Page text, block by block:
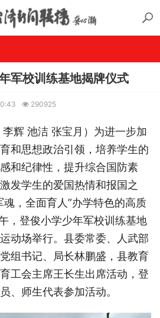
军校训练基地揭牌仪式
290925
李辉 池洁 张宝月）为进一步加
和思想政治引领，培养学生的
和纪律性，提升综合国防素
发学生的爱国热情和报国之
魂，全面育人”办学特色的高质
，登俊小学少年军校训练基地
动场举行。县委常委、人武部
组书记、局长林鹏盛，县教育
工会主席王长生出席活动，登
、师生代表参加活动。